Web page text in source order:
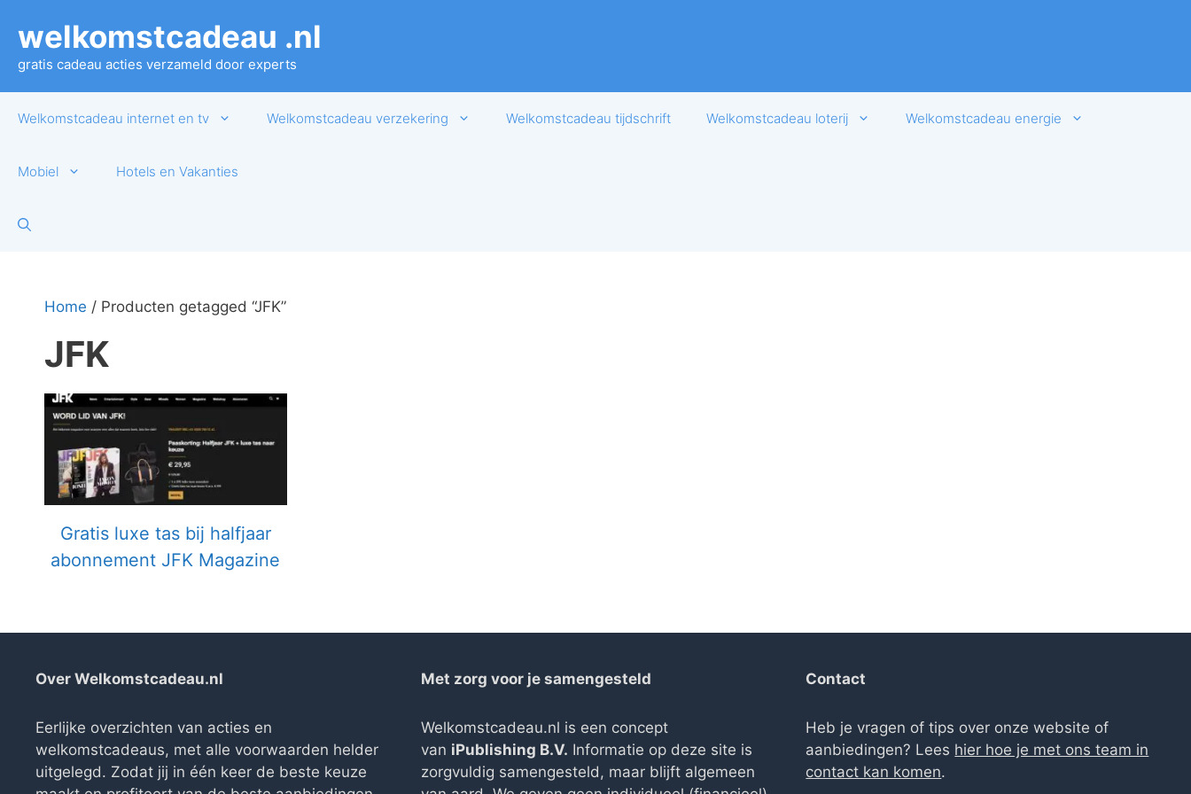
naar
inhoud
welkomstcadeau .nl
gratis cadeau acties verzameld door experts
Welkomstcadeau internet en tv Welkomstcadeau verzekering Welkomstcadeau tijdschrift Welkomstcadeau loterij Welkomstcadeau energie
Mobiel Hotels en Vakanties
Home / Producten getagged “JFK”
JFK
Gratis luxe tas bij halfjaar
abonnement JFK Magazine
Over Welkomstcadeau.nl
Eerlijke overzichten van acties en
welkomstcadeaus, met alle voorwaarden helder
uitgelegd. Zodat jij in één keer de beste keuze
Met zorg voor je samengesteld
Welkomstcadeau.nl is een concept
van iPublishing B.V. Informatie op deze site is
zorgvuldig samengesteld, maar blijft algemeen
Contact
Heb je vragen of tips over onze website of
aanbiedingen? Lees hier hoe je met ons team in
contact kan komen.